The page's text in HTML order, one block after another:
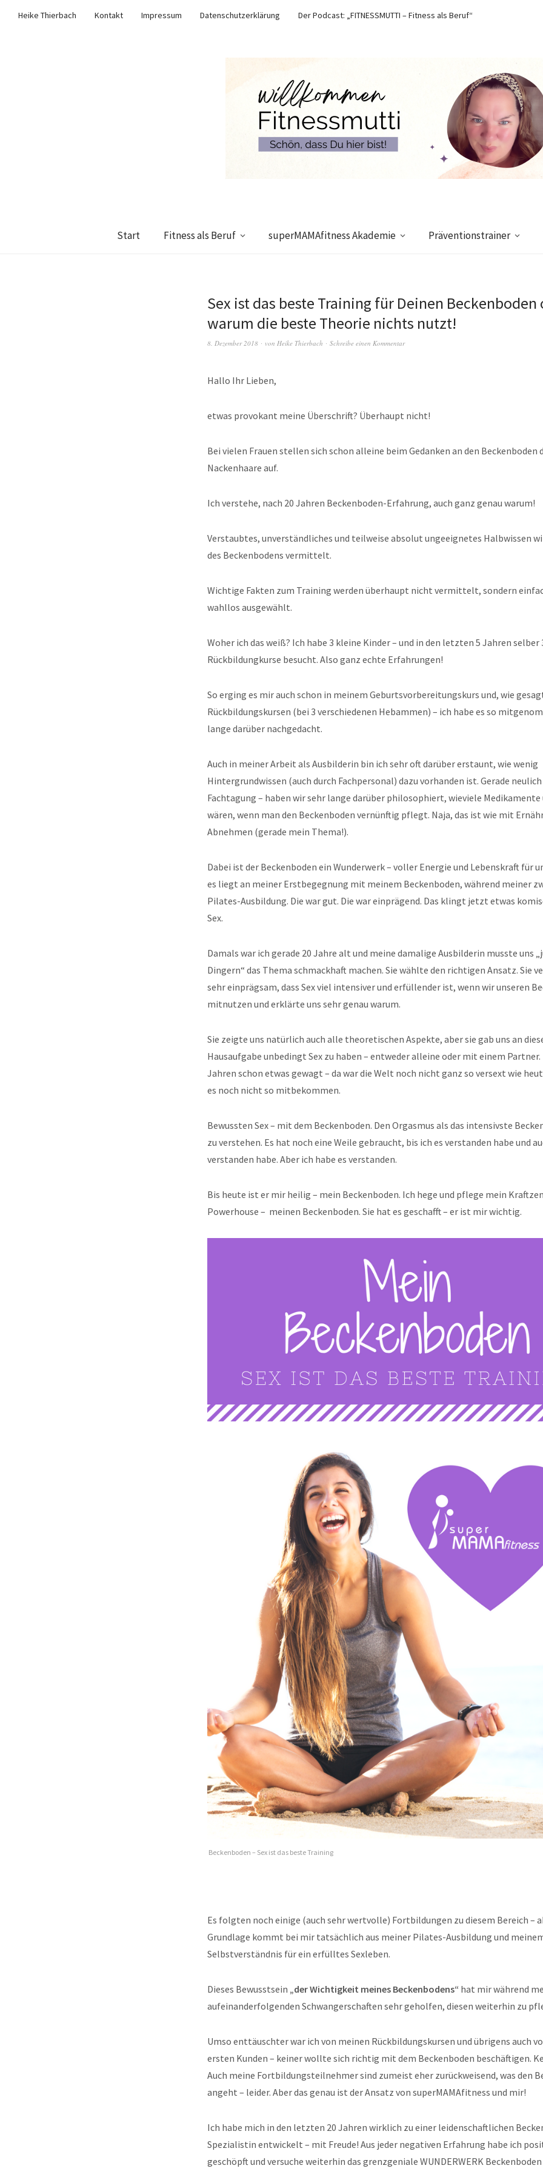
Heike Thierbach Kontakt Impressum Datenschutzerklärung
Der Podcast: „FITNESSMUTTI – Fitness als Beruf“
Start Fitness als Beruf superMAMAfitness Akademie Präventionstrainer
Sex ist das beste Training für Deinen Beckenboden
warum die beste Theorie nichts nutzt!
8. Dezember 2018 von Heike Thierbach Schreibe einen Kommentar
Hallo Ihr Lieben,
etwas provokant meine Überschrift? Überhaupt nicht!
Bei vielen Frauen stellen sich schon alleine beim Gedanken an den Beckenboden
Nackenhaare auf.
Ich verstehe, nach 20 Jahren Beckenboden-Erfahrung, auch ganz genau warum!
Verstaubtes, unverständliches und teilweise absolut ungeeignetes Halbwissen
des Beckenbodens vermittelt.
Wichtige Fakten zum Training werden überhaupt nicht vermittelt, sondern
wahllos ausgewählt.
Woher ich das weiß? Ich habe 3 kleine Kinder – und in den letzten 5 Jahren selber
Rückbildungkurse besucht. Also ganz echte Erfahrungen!
So erging es mir auch schon in meinem Geburtsvorbereitungskurs und, wie
Rückbildungskursen (bei 3 verschiedenen Hebammen) – ich habe es so
lange darüber nachgedacht.
Auch in meiner Arbeit als Ausbilderin bin ich sehr oft darüber erstaunt, wie wenig
Hintergrundwissen (auch durch Fachpersonal) dazu vorhanden ist. Gerade
Fachtagung – haben wir sehr lange darüber philosophiert, wieviele
wären, wenn man den Beckenboden vernünftig pflegt. Naja, das ist wie mit
Abnehmen (gerade mein Thema!).
Dabei ist der Beckenboden ein Wunderwerk – voller Energie und Lebenskraft für
es liegt an meiner Erstbegegnung mit meinem Beckenboden, während meiner
Pilates-Ausbildung. Die war gut. Die war einprägend. Das klingt jetzt etwas
Sex.
Damals war ich gerade 20 Jahre alt und meine damalige Ausbilderin musste uns
Dingern“ das Thema schmackhaft machen. Sie wählte den richtigen Ansatz. Sie
sehr einprägsam, dass Sex viel intensiver und erfüllender ist, wenn wir unseren
mitnutzen und erklärte uns sehr genau warum.
Sie zeigte uns natürlich auch alle theoretischen Aspekte, aber sie gab uns an
Hausaufgabe unbedingt Sex zu haben – entweder alleine oder mit einem Partner.
Jahren schon etwas gewagt – da war die Welt noch nicht ganz so versext wie
es noch nicht so mitbekommen.
Bewussten Sex – mit dem Beckenboden. Den Orgasmus als das intensivste
zu verstehen. Es hat noch eine Weile gebraucht, bis ich es verstanden habe und
verstanden habe. Aber ich habe es verstanden.
Bis heute ist er mir heilig – mein Beckenboden. Ich hege und pflege mein
Powerhouse – meinen Beckenboden. Sie hat es geschafft – er ist mir wichtig.
Beckenboden – Sex ist das beste Training
Es folgten noch einige (auch sehr wertvolle) Fortbildungen zu diesem Bereich –
Grundlage kommt bei mir tatsächlich aus meiner Pilates-Ausbildung und
Selbstverständnis für ein erfülltes Sexleben.
Dieses Bewusstsein „der Wichtigkeit meines Beckenbodens“ hat mir während
aufeinanderfolgenden Schwangerschaften sehr geholfen, diesen weiterhin zu
Umso enttäuschter war ich von meinen Rückbildungskursen und übrigens auch
ersten Kunden – keiner wollte sich richtig mit dem Beckenboden beschäftigen.
Auch meine Fortbildungsteilnehmer sind zumeist eher zurückweisend, was den
angeht – leider. Aber das genau ist der Ansatz von superMAMAfitness und mir!
Ich habe mich in den letzten 20 Jahren wirklich zu einer leidenschaftlichen
Spezialistin entwickelt – mit Freude! Aus jeder negativen Erfahrung habe ich
geschöpft und versuche weiterhin das grenzgeniale WUNDERWERK